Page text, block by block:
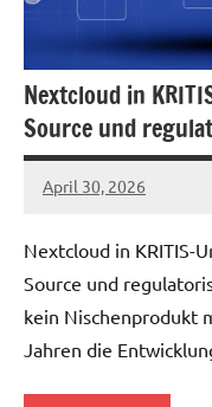
Nextcloud in
Source und
April 30, 2026
admin
Nextcloud in KRITIS-
Source und
kein Nischenprodukt
Jahren die